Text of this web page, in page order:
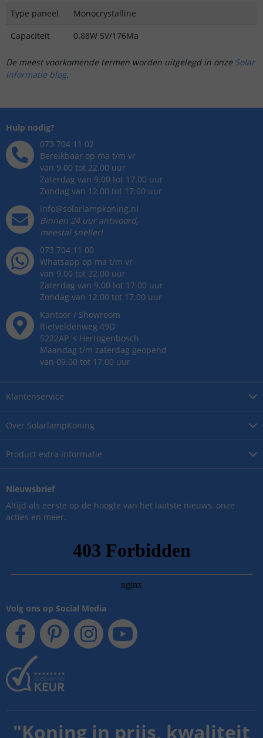
Type paneel
Monocrystalline
Capaciteit
0.88W 5V/176Ma
De meest voorkomende termen worden uitgelegd in onze Solar
informatie blog.
Over SolarlampKoning
Product extra informatie
Klantenservice
Hulp nodig?
073 704 11 02
Bereikbaar op ma t/m vr
van 9.00 tot 22.00 uur
Zaterdag van 9.00 tot 17.00 uur
Zondag van 12.00 tot 17.00 uur
info@solarlampkoning.nl
Binnen 24 uur antwoord,
meestal sneller!
073 704 11 00
Whatsapp op ma t/m vr
van 9.00 tot 22.00 uur
Zaterdag van 9.00 tot 17.00 uur
Zondag van 12.00 tot 17.00 uur
Kantoor / Showroom
Rietveldenweg 49D
5222AP 's Hertogenbosch
Maandag t/m zaterdag geopend
van 09.00 tot 17.00 uur
Nieuwsbrief
Altijd als eerste op de hoogte van het laatste nieuws, onze
acties en meer.
Volg ons op Social Media
"Koning in prijs, kwaliteit